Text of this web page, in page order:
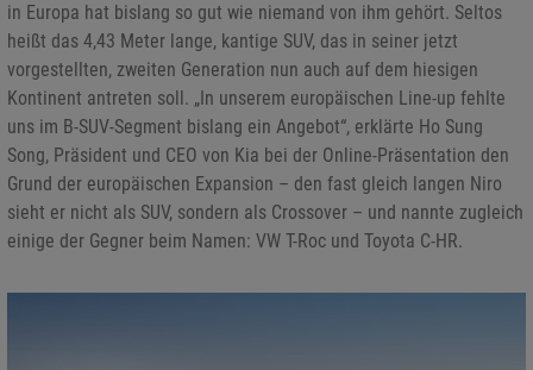
in Europa hat bislang so gut wie niemand von ihm gehört. Seltos
heißt das 4,43 Meter lange, kantige SUV, das in seiner jetzt
vorgestellten, zweiten Generation nun auch auf dem hiesigen
Kontinent antreten soll. „In unserem europäischen Line-up fehlte
uns im B-SUV-Segment bislang ein Angebot“, erklärte Ho Sung
Song, Präsident und CEO von Kia bei der Online-Präsentation den
Grund der europäischen Expansion – den fast gleich langen Niro
sieht er nicht als SUV, sondern als Crossover – und nannte zugleich
einige der Gegner beim Namen: VW T-Roc und Toyota C-HR.